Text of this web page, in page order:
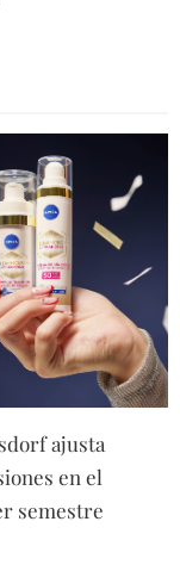
ajusta
en el
semestre